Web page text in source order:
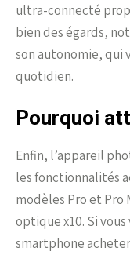
ultra-connecté
bien des égards,
son autonomie, qui
quotidien.
Pourquoi
Enfin, l’appareil
les fonctionnalités
modèles Pro et Pro
optique x10. Si
smartphone